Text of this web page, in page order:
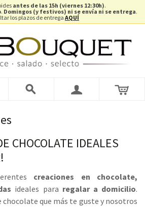
antes de las 15h (viernes 12:30h).
. Domingos (y festivos) ni se envía ni se entrega.
los plazos de entrega AQUÍ
CHOCOLATE IDEALES
creaciones en chocolate,
ideales para regalar a domicilio.
chocolate que más te guste y nosotros